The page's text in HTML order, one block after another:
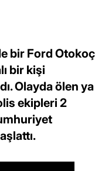
bir Ford Otokoç
bir kişi
Olayda ölen ya
ekipleri 2